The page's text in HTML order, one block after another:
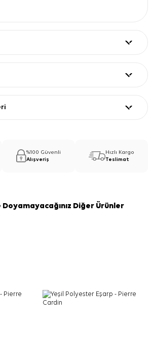
%100 Güvenli
Alışveriş
Hızlı Kargo
Teslimat
Diğer Ürünler